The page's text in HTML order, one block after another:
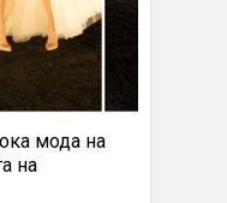
мода на
на